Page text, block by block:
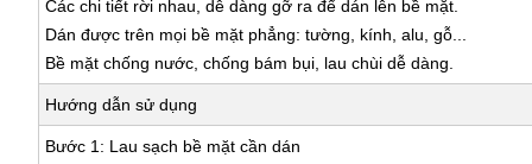
Các chi tiết rời nhau, dễ dàng gỡ ra để dán lên bề mặt.
Dán được trên mọi bề mặt phẳng: tường, kính, alu, gỗ...
Bề mặt chống nước, chống bám bụi, lau chùi dễ dàng.
Hướng dẫn sử dụng
Bước 1: Lau sạch bề mặt cần dán